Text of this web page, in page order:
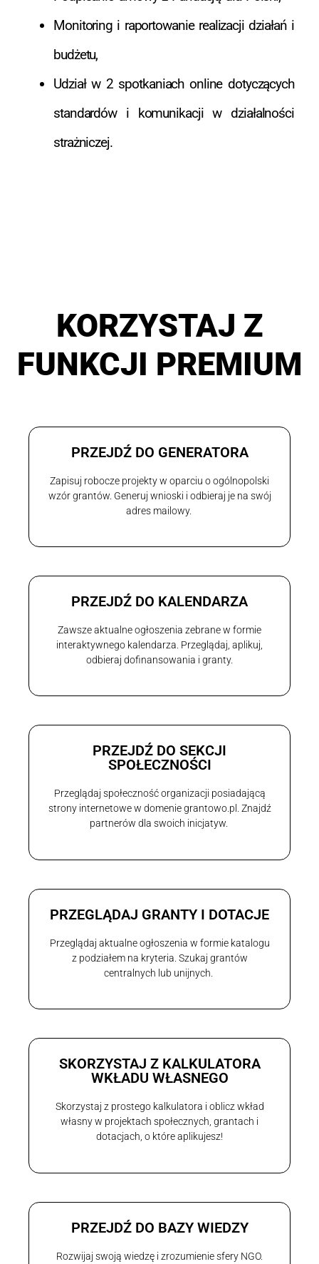
Monitoring i raportowanie realizacji działań i
budżetu,
Udział w 2 spotkaniach online dotyczących
standardów i komunikacji w działalności
strażniczej.
KORZYSTAJ Z
FUNKCJI PREMIUM
PRZEJDŹ DO GENERATORA
Zapisuj robocze projekty w oparciu o ogólnopolski
wzór grantów. Generuj wnioski i odbieraj je na swój
adres mailowy.
PRZEJDŹ DO KALENDARZA
Zawsze aktualne ogłoszenia zebrane w formie
interaktywnego kalendarza. Przeglądaj, aplikuj,
odbieraj dofinansowania i granty.
PRZEJDŹ DO SEKCJI
SPOŁECZNOŚCI
Przeglądaj społeczność organizacji posiadającą
strony internetowe w domenie grantowo.pl. Znajdź
partnerów dla swoich inicjatyw.
PRZEGLĄDAJ GRANTY I DOTACJE
Przeglądaj aktualne ogłoszenia w formie katalogu
z podziałem na kryteria. Szukaj grantów
centralnych lub unijnych.
SKORZYSTAJ Z KALKULATORA
WKŁADU WŁASNEGO
Skorzystaj z prostego kalkulatora i oblicz wkład
własny w projektach społecznych, grantach i
dotacjach, o które aplikujesz!
PRZEJDŹ DO BAZY WIEDZY
Rozwijaj swoją wiedzę i zrozumienie sfery NGO.